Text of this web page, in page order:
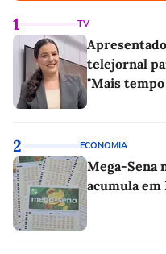
1 TV
telejornal
"Mais tempo
2 ECONOMIA
Mega-Sena
acumula em